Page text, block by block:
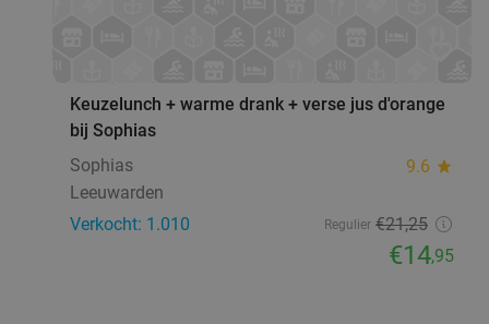
Keuzelunch + warme drank + verse jus d'orange
bij Sophias
Sophias
9.6 star
Leeuwarden
Verkocht: 1.010
Regulier €21,25
€14,95